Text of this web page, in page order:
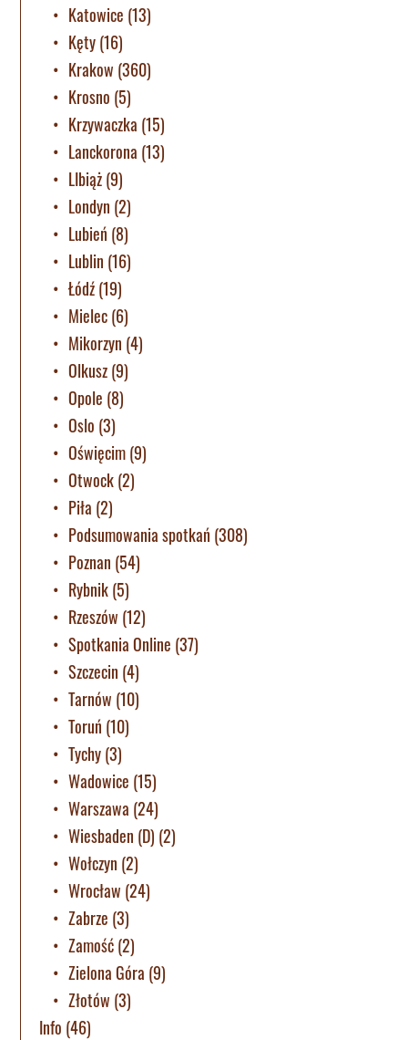
Katowice (13)
Kęty(16)
Krakow (360)
Krosno (5)
Krzywaczka (15)
Lanckorona (13)
LIbiąż(9)
Londyn (2)
Lubień (8)
Lublin (16)
Łódź(19)
Mielec(6)
Mikorzyn (4)
Olkusz(9)
Opole (8)
Oslo (3)
Oświęcim(9)
Otwock(2)
Piła (2)
Podsumowania spotkań (308)
Poznan (54)
Rybnik(5)
Rzeszów (12)
Spotkania Online (37)
Szczecin (4)
Tarnów (10)
Toruń (10)
Tychy(3)
Wadowice (15)
Warszawa (24)
Wiesbaden (D) (2)
Wołczyn (2)
Wrocław (24)
Zabrze (3)
Zamość(2)
Zielona Góra (9)
Złotów (3)
Info (46)